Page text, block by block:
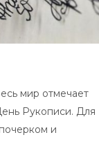
мир отмечает
Рукописи. Для
и